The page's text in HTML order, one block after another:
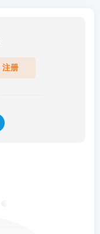
注册